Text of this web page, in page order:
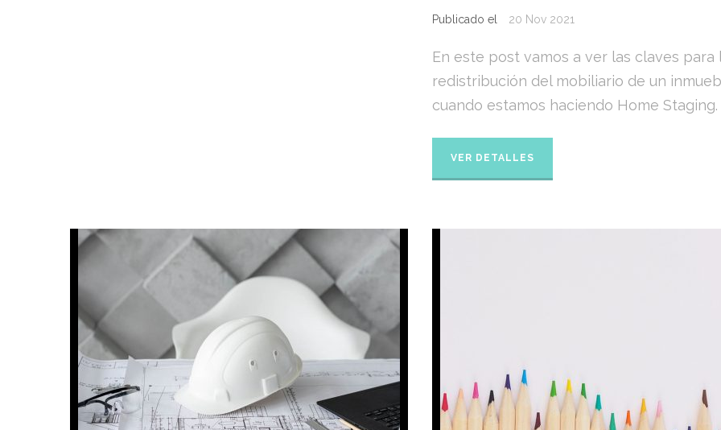
Publicado el 20 Nov 2021
En este post vamos a ver las claves para
redistribución del mobiliario de un
cuando estamos haciendo Home Staging.
VER DETALLES